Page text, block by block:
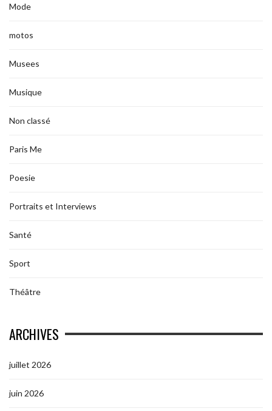
Mode
motos
Musees
Musique
Non classé
Paris Me
Poesie
Portraits et Interviews
Santé
Sport
Théâtre
ARCHIVES
juillet 2026
juin 2026